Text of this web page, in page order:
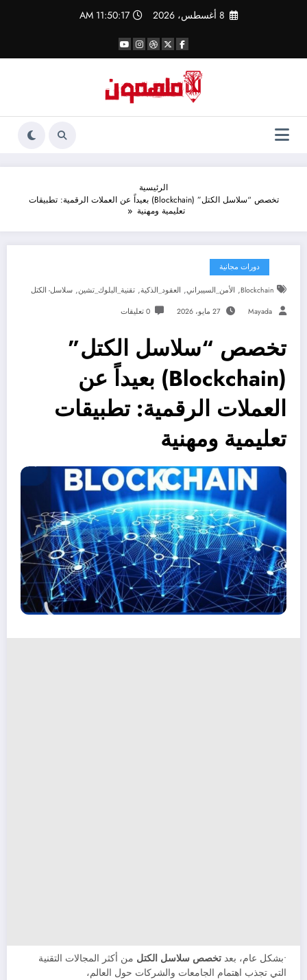
8 أغسطس، 2026 11:50:18 AM
الرئيسية
تخصص “سلاسل الكتل” (Blockchain) بعيداً عن العملات الرقمية: تطبيقات
تعليمية ومهنية
دورات مجانية
Blockchain
, الأمن_السيبراني, العقود_الذكية, تقنية_البلوك_تشين, سلاسل- الكتل
Mayada 27 مايو، 2026 0 تعليقات
تخصص “سلاسل الكتل”
(Blockchain) بعيداً عن
العملات الرقمية: تطبيقات
تعليمية ومهنية
•بشكل عام، بعد تخصص سلاسل الكتل من أكثر المجالات التقنية
التي تجذب اهتمام الجامعات والشركات حول العالم،